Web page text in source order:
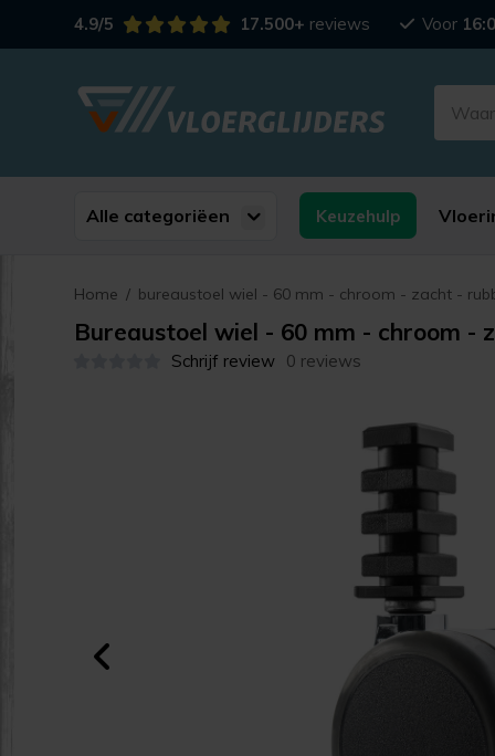
4.9/5 17.500+ reviews Voor
Alle categoriëen Keuzehulp
Home / bureaustoel wiel - 60 mm - chroom - zacht -
Bureaustoel wiel - 60 mm - chroom -
Schrijf review 0 reviews